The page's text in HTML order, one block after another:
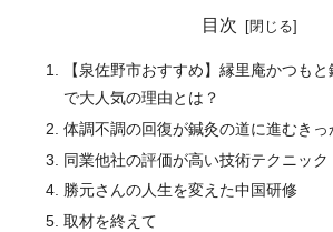
目次
【泉佐野市おすすめ】縁里庵かつも
で大人気の理由とは？
体調不調の回復が鍼灸の道に進むきっ
同業他社の評価が高い技術テクニック
勝元さんの人生を変えた中国研修
取材を終えて